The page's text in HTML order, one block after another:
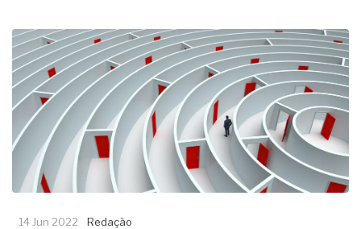
14 Jun 2022 Redação